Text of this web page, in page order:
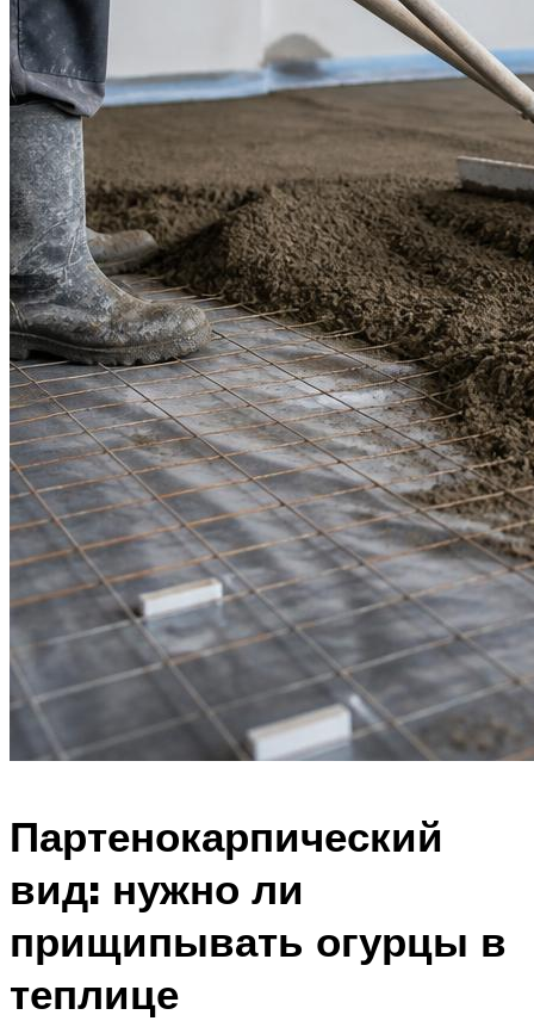
Партенокарпический
вид: нужно ли
прищипывать огурцы в
теплице